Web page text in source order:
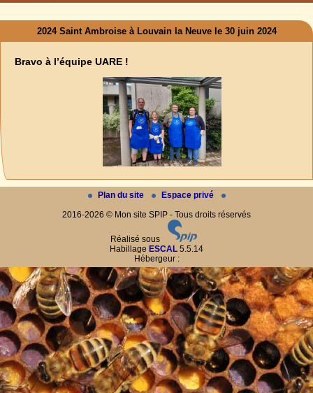
2024 Saint Ambroise à Louvain la Neuve le 30 juin 2024
Bravo à l’équipe UARE !
Plan du site
Espace privé
2016-2026 © Mon site SPIP - Tous droits réservés
Réalisé sous
Habillage ESCAL 5.5.14
Hébergeur :